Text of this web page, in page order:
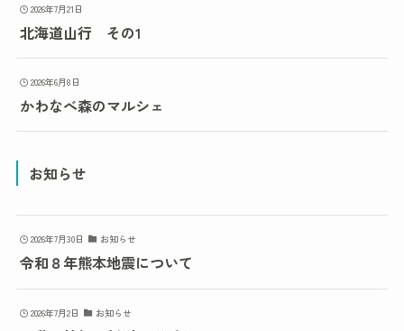
2026年7月21日
北海道山行 その1
2026年6月8日
かわなべ森のマルシェ
お知らせ
2026年7月30日 お知らせ
令和８年熊本地震について
2026年7月2日 お知らせ